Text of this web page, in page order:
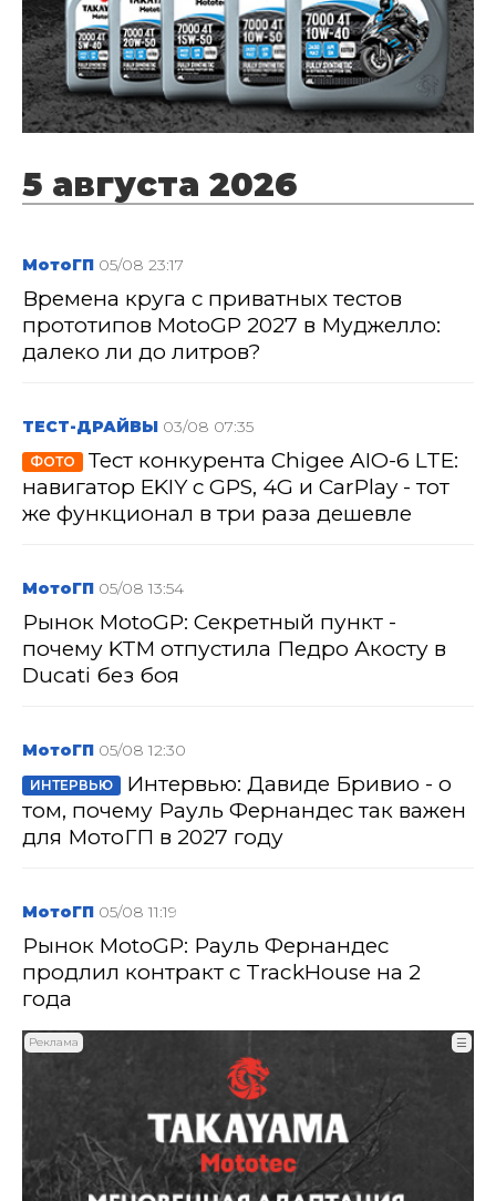
5 августа 2026
МотоГП 05/08 23:17
Времена круга с приватных тестов
прототипов MotoGP 2027 в Муджелло:
далеко ли до литров?
ТЕСТ-ДРАЙВЫ 03/08 07:35
ФОТО
Тест конкурента Chigee AIO-6 LTE:
навигатор EKIY с GPS, 4G и CarPlay - тот
же функционал в три раза дешевле
МотоГП 05/08 13:54
Рынок MotoGP: Секретный пункт -
почему KTM отпустила Педро Акосту в
Ducati без боя
МотоГП 05/08 12:30
ИНТЕРВЬЮ
Интервью: Давиде Бривио - о
том, почему Рауль Фернандес так важен
для МотоГП в 2027 году
МотоГП 05/08 11:19
Рынок MotoGP: Рауль Фернандес
продлил контракт с TrackHouse на 2
года
Реклама ☰